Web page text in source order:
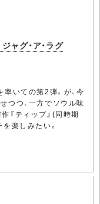
ャグ・ア・ラグ
率いての第2弾。が、今
つつ、一方でソウル味
『ティップ』(同時期
楽しみたい。